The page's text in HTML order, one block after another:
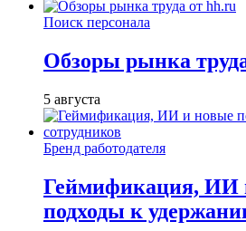
Поиск персонала
Обзоры рынка
5 августа
Бренд работодателя
Геймификация, ИИ
подходы к